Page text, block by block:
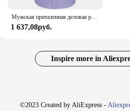
1 637,08руб.
Inspire more in
©2023 Created by AliExpress -